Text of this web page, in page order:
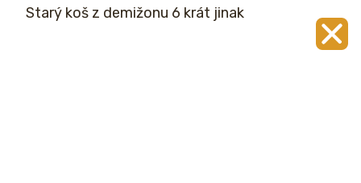
Starý koš z demižonu 6 krát jinak